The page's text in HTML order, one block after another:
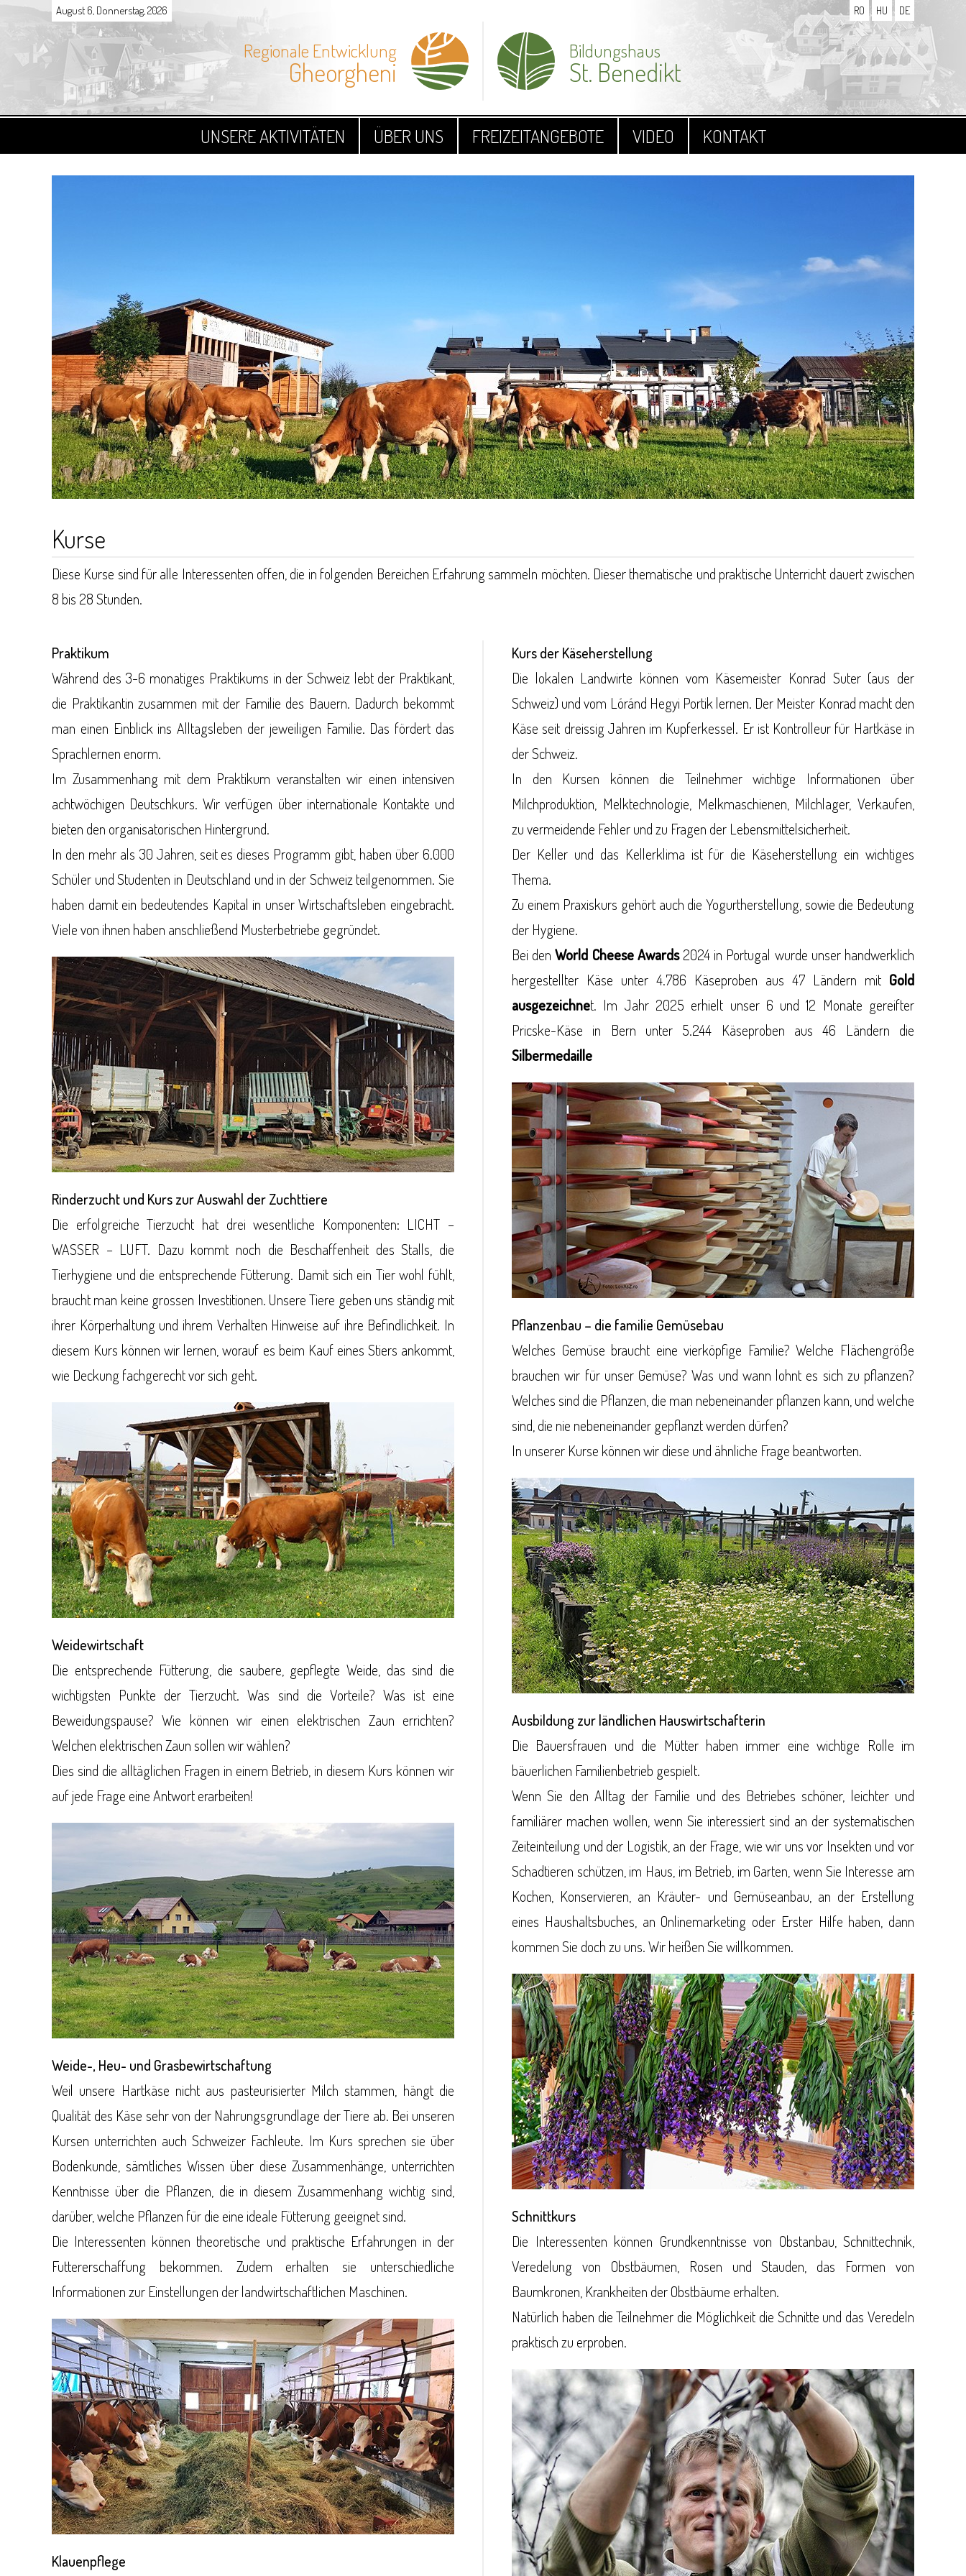
August 6, Donnerstag, 2026 RO HU DE
Regionale Entwicklung
Gheorgheni
Bildungshaus
St. Benedikt
UNSERE AKTIVITÄTEN ÜBER UNS FREIZEITANGEBOTE VIDEO KONTAKT
Kurse
Diese Kurse sind für alle Interessenten offen, die in folgenden Bereichen Erfahrung sammeln möchten. Dieser thematische und praktische Unterricht dauert zwischen
8 bis 28 Stunden.
Praktikum
Während des 3-6 monatiges Praktikums in der Schweiz lebt der Praktikant,
die Praktikantin zusammen mit der Familie des Bauern. Dadurch bekommt
man einen Einblick ins Alltagsleben der jeweiligen Familie. Das fördert das
Sprachlernen enorm.
Im Zusammenhang mit dem Praktikum veranstalten wir einen intensiven
achtwöchigen Deutschkurs. Wir verfügen über internationale Kontakte und
bieten den organisatorischen Hintergrund.
In den mehr als 30 Jahren, seit es dieses Programm gibt, haben über 6.000
Schüler und Studenten in Deutschland und in der Schweiz teilgenommen. Sie
haben damit ein bedeutendes Kapital in unser Wirtschaftsleben eingebracht.
Viele von ihnen haben anschließend Musterbetriebe gegründet.
Rinderzucht und Kurs zur Auswahl der Zuchttiere
Die erfolgreiche Tierzucht hat drei wesentliche Komponenten: LICHT –
WASSER – LUFT. Dazu kommt noch die Beschaffenheit des Stalls, die
Tierhygiene und die entsprechende Fütterung. Damit sich ein Tier wohl fühlt,
braucht man keine grossen Investitionen. Unsere Tiere geben uns ständig mit
ihrer Körperhaltung und ihrem Verhalten Hinweise auf ihre Befindlichkeit. In
diesem Kurs können wir lernen, worauf es beim Kauf eines Stiers ankommt,
wie Deckung fachgerecht vor sich geht.
Weidewirtschaft
Die entsprechende Fütterung, die saubere, gepflegte Weide, das sind die
wichtigsten Punkte der Tierzucht. Was sind die Vorteile? Was ist eine
Beweidungspause? Wie können wir einen elektrischen Zaun errichten?
Welchen elektrischen Zaun sollen wir wählen?
Dies sind die alltäglichen Fragen in einem Betrieb, in diesem Kurs können wir
auf jede Frage eine Antwort erarbeiten!
Weide-, Heu- und Grasbewirtschaftung
Weil unsere Hartkäse nicht aus pasteurisierter Milch stammen, hängt die
Qualität des Käse sehr von der Nahrungsgrundlage der Tiere ab. Bei unseren
Kursen unterrichten auch Schweizer Fachleute. Im Kurs sprechen sie über
Bodenkunde, sämtliches Wissen über diese Zusammenhänge, unterrichten
Kenntnisse über die Pflanzen, die in diesem Zusammenhang wichtig sind,
darüber, welche Pflanzen für die eine ideale Fütterung geeignet sind.
Die Interessenten können theoretische und praktische Erfahrungen in der
Futtererschaffung bekommen. Zudem erhalten sie unterschiedliche
Informationen zur Einstellungen der landwirtschaftlichen Maschinen.
Klauenpflege
Kurs der Käseherstellung
Die lokalen Landwirte können vom Käsemeister Konrad Suter (aus der
Schweiz) und vom Lóránd Hegyi Portik lernen. Der Meister Konrad macht den
Käse seit dreissig Jahren im Kupferkessel. Er ist Kontrolleur für Hartkäse in
der Schweiz.
In den Kursen können die Teilnehmer wichtige Informationen über
Milchproduktion, Melktechnologie, Melkmaschienen, Milchlager, Verkaufen,
zu vermeidende Fehler und zu Fragen der Lebensmittelsicherheit.
Der Keller und das Kellerklima ist für die Käseherstellung ein wichtiges
Thema.
Zu einem Praxiskurs gehört auch die Yogurtherstellung, sowie die Bedeutung
der Hygiene.
Bei denWorld Cheese Awards2024 in Portugal wurde unser handwerklich
hergestellter Käse unter 4.786 Käseproben aus 47 Ländern mit Gold
ausgezeichnet. Im Jahr 2025 erhielt unser 6 und 12 Monate gereifter
Pricske-Käse in Bern unter 5.244 Käseproben aus 46 Ländern die
Silbermedaille
Pflanzenbau – die familie Gemüsebau
Welches Gemüse braucht eine vierköpfige Familie? Welche Flächengröße
brauchen wir für unser Gemüse? Was und wann lohnt es sich zu pflanzen?
Welches sind die Pflanzen, die man nebeneinander pflanzen kann, und welche
sind, die nie nebeneinander gepflanzt werden dürfen?
In unserer Kurse können wir diese und ähnliche Frage beantworten.
Ausbildung zur ländlichen Hauswirtschafterin
Die Bauersfrauen und die Mütter haben immer eine wichtige Rolle im
bäuerlichen Familienbetrieb gespielt.
Wenn Sie den Alltag der Familie und des Betriebes schöner, leichter und
familiärer machen wollen, wenn Sie interessiert sind an der systematischen
Zeiteinteilung und der Logistik, an der Frage, wie wir uns vor Insekten und vor
Schadtieren schützen, im Haus, im Betrieb, im Garten, wenn Sie Interesse am
Kochen, Konservieren, an Kräuter- und Gemüseanbau, an der Erstellung
eines Haushaltsbuches, an Onlinemarketing oder Erster Hilfe haben, dann
kommen Sie doch zu uns. Wir heißen Sie willkommen.
Schnittkurs
Die Interessenten können Grundkenntnisse von Obstanbau, Schnittechnik,
Veredelung von Obstbäumen, Rosen und Stauden, das Formen von
Baumkronen, Krankheiten der Obstbäume erhalten.
Natürlich haben die Teilnehmer die Möglichkeit die Schnitte und das Veredeln
praktisch zu erproben.